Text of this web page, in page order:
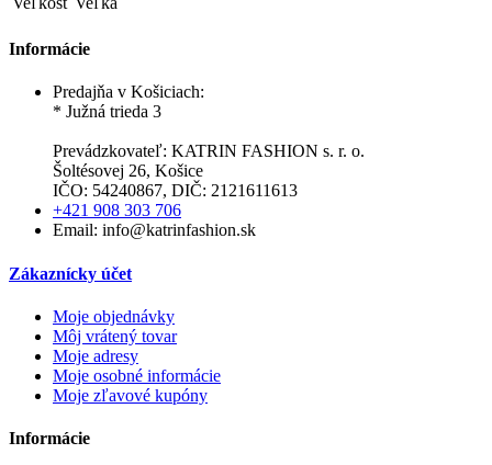
Informácie
Predajňa v Košiciach:
* Južná trieda 3
Prevádzkovateľ: KATRIN FASHION s. r. o.
Šoltésovej 26, Košice
IČO: 54240867, DIČ: 2121611613
+421 908 303 706
Email: info@katrinfashion.sk
Zákaznícky účet
Moje objednávky
Môj vrátený tovar
Moje adresy
Moje osobné informácie
Moje zľavové kupóny
Informácie